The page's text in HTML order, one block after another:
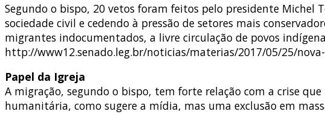
Segundo o bispo, 20 vetos foram feitos pelo presidente Michel
sociedade civil e cedendo à pressão de setores mais
migrantes indocumentados, a livre circulação de povos
http://www12.senado.leg.br/noticias/materias/2017/05/25/
Papel da Igreja
A migração, segundo o bispo, tem forte relação com a crise
humanitária, como sugere a mídia, mas uma exclusão em